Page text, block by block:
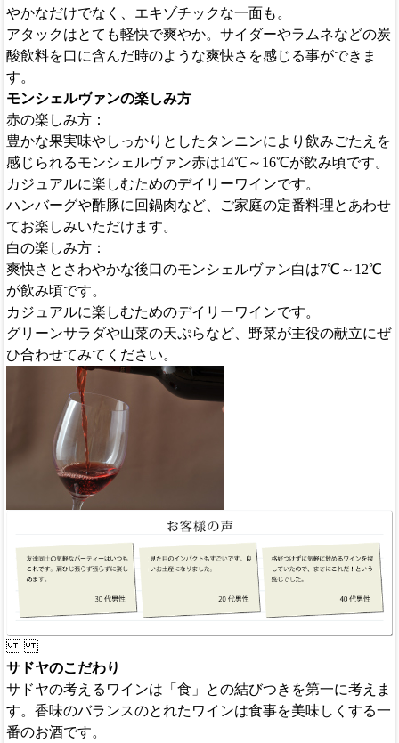
やかなだけでなく、エキゾチックな一面も。
アタックはとても軽快で爽やか。サイダーやラムネなどの炭
酸飲料を口に含んだ時のような爽快さを感じる事ができま
す。
モンシェルヴァンの楽しみ方
赤の楽しみ方：
豊かな果実味やしっかりとしたタンニンにより飲みごたえを
感じられるモンシェルヴァン赤は14℃～16℃が飲み頃です。
カジュアルに楽しむためのデイリーワインです。
ハンバーグや酢豚に回鍋肉など、ご家庭の定番料理とあわせ
てお楽しみいただけます。
白の楽しみ方：
爽快さとさわやかな後口のモンシェルヴァン白は7℃～12℃
が飲み頃です。
カジュアルに楽しむためのデイリーワインです。
グリーンサラダや山菜の天ぷらなど、野菜が主役の献立にぜ
ひ合わせてみてください。
サドヤのこだわり
サドヤの考えるワインは「食」との結びつきを第一に考えま
す。香味のバランスのとれたワインは食事を美味しくする一
番のお酒です。